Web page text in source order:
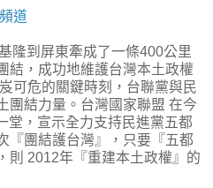
道
隆到屏東牽成了一條400公里
結，成功地維護台灣本土政權
可危的關鍵時刻，台聯黨與民
團結力量。台灣國家聯盟 在今
堂，宣示全力支持民進黨五都
『團結護台灣』，只要『五都
則 2012年『重建本土政權』的